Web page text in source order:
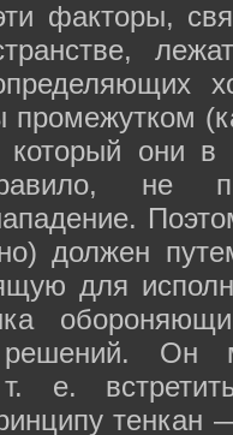
факторы,
промежутком
они в
не
должен
для
Он
е.
тенкан